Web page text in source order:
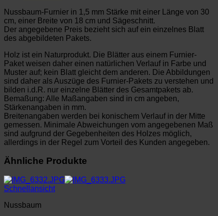
Nussbaum-Furnier in 1,5 mm Stärke mit einer Länge von 30
cm, einer Breite von 18 cm und Sägeschnitt.
Der angegebene Preis bezieht sich auf ein einzelnes Blatt
des abgebildeten Pakets.
Holz ist ein Naturprodukt. Die Blätter aus einem Furnier-
Paket weisen daher einen natürlichen Verlauf in Farbe und
Muster auf; kein Blatt gleicht dem anderen. Die Abbildungen
sind daher als Auszüge des Furnier-Pakets zu verstehen und
bilden i.d.R. nur einzelne Blätter des Gesamtpakets ab.
Bemaßung: Alle Maßangaben sind in cm angeben,
Stärkenangaben in mm.
Breitenangaben werden bei konischem Verlauf in der Mitte
gemessen. Minimale Abweichungen vom angegebenen Maß
sind aufgrund der Gegebenheiten des Holzes möglich,
allerdings in der Regel zum Vorteil des Kunden angegeben.
Ähnliche Produkte
Schnellansicht
Nussbaum